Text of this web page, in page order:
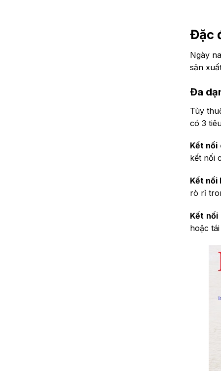
Đặc
Ngày
sản
Đa
Tùy
có 3
Kết nối
kết nối
Kết nối
rò rỉ
Kết nối
hoặc